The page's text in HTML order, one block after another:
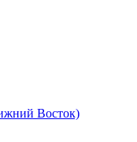
Восток)